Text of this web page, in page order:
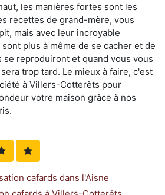
les manières fortes sont les
recettes de grand-mère, vous
mais avec leur incroyable
plus à même de se cacher et de
se reproduiront et quand vous vous
trop tard. Le mieux à faire, c'est
à Villers-Cotterêts pour
votre maison grâce à nos
cafards dans l'Aisne